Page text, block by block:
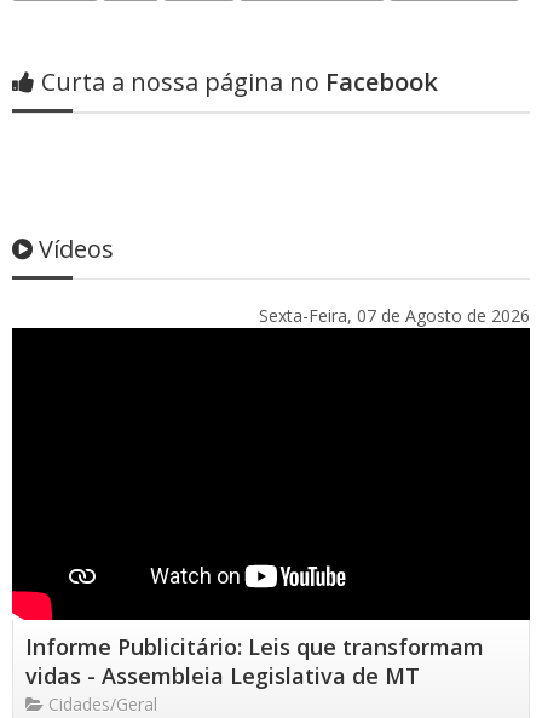
Curta a nossa página no Facebook
Vídeos
Sexta-Feira, 07 de Agosto de 2026
Informe Publicitário: Leis que transformam
vidas - Assembleia Legislativa de MT
Cidades/Geral